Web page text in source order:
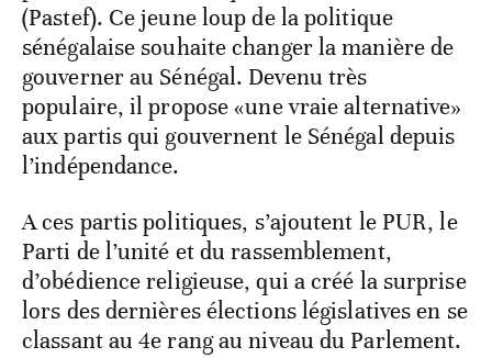
(Pastef). Ce jeune loup de la politique
sénégalaise souhaite changer la manière de
gouverner au Sénégal. Devenu très
populaire, il propose «une vraie alternative»
aux partis qui gouvernent le Sénégal depuis
l’indépendance.
A ces partis politiques, s’ajoutent le PUR, le
Parti de l’unité et du rassemblement,
d’obédience religieuse, qui a créé la surprise
lors des dernières élections législatives en se
classant au 4e rang au niveau du Parlement.